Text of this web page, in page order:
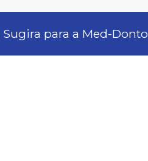
Sugira para a Med-Donto